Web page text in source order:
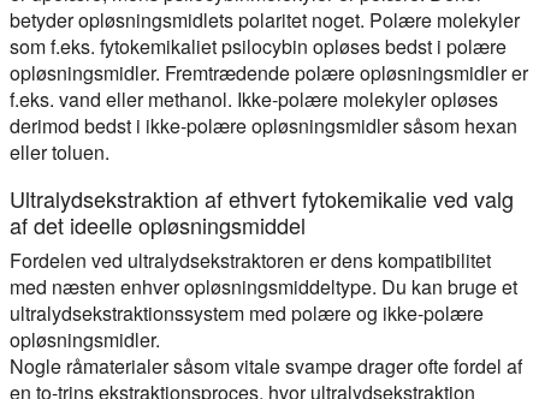
betyder opløsningsmidlets polaritet noget. Polære molekyler
som f.eks. fytokemikaliet psilocybin opløses bedst i polære
opløsningsmidler. Fremtrædende polære opløsningsmidler er
f.eks. vand eller methanol. Ikke-polære molekyler opløses
derimod bedst i ikke-polære opløsningsmidler såsom hexan
eller toluen.
Ultralydsekstraktion af ethvert fytokemikalie ved valg
af det ideelle opløsningsmiddel
Fordelen ved ultralydsekstraktoren er dens kompatibilitet
med næsten enhver opløsningsmiddeltype. Du kan bruge et
ultralydsekstraktionssystem med polære og ikke-polære
opløsningsmidler.
Nogle råmaterialer såsom vitale svampe drager ofte fordel af
en to-trins ekstraktionsproces, hvor ultralydsekstraktion